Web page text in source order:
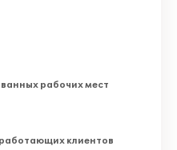
рабочих мест
клиентов